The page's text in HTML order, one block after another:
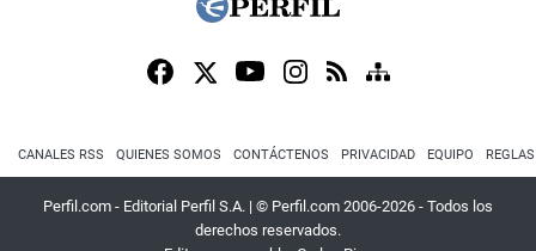
CANALES RSS QUIENES SOMOS CONTÁCTENOS PRIVACIDAD EQUIPO
Perfil.com - Editorial Perfil S.A. | © Perfil.com 2006-2026 - Todos los
derechos reservados.